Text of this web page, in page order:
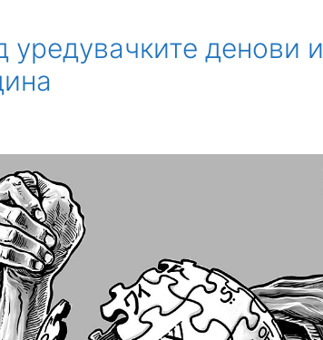
уредувачките денови и